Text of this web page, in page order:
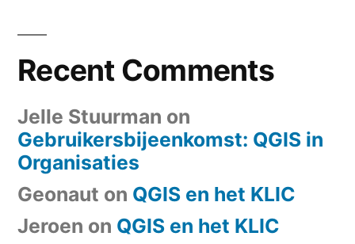
Recent Comments
Jelle Stuurman on
Gebruikersbijeenkomst: QGIS in
Organisaties
Geonaut on QGIS en het KLIC
Jeroen on QGIS en het KLIC